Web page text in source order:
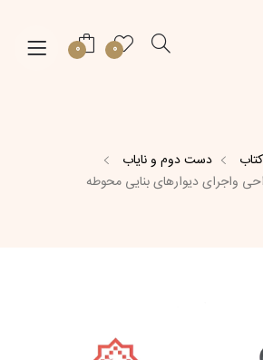
0
0
کتاب
دست دوم و نایاب
واجرای دیوارهای بنایی محوطه